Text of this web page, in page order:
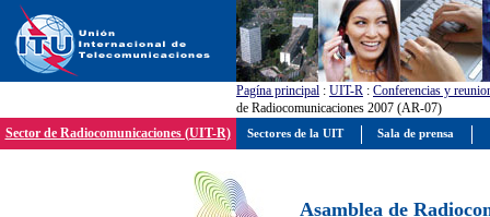
Pagína principal : UIT-R : Conferencias y
de Radiocomunicaciones 2007 (AR-07)
Sector de Radiocomunicaciones (UIT-R)
Asamblea de
Sectores de la UIT Sala de prensa